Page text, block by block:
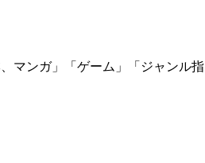
マンガ」「ゲーム」「ジャンル指